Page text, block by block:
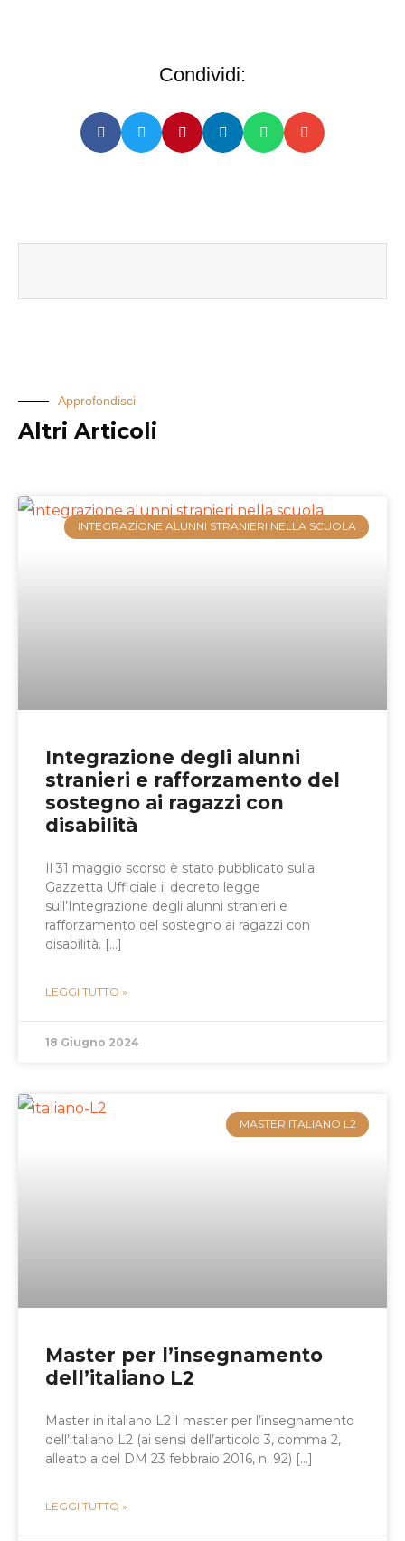
Condividi:
Approfondisci
Altri Articoli
INTEGRAZIONE ALUNNI STRANIERI NELLA SCUOLA
Integrazione degli alunni
stranieri e rafforzamento del
sostegno ai ragazzi con
disabilità
Il 31 maggio scorso è stato pubblicato sulla
Gazzetta Ufficiale il decreto legge
sull’Integrazione degli alunni stranieri e
rafforzamento del sostegno ai ragazzi con
disabilità. […]
LEGGI TUTTO »
18 Giugno 2024
MASTER ITALIANO L2
Master per l’insegnamento
dell’italiano L2
Master in italiano L2 I master per l’insegnamento
dell’italiano L2 (ai sensi dell’articolo 3, comma 2,
alleato a del DM 23 febbraio 2016, n. 92) […]
LEGGI TUTTO »